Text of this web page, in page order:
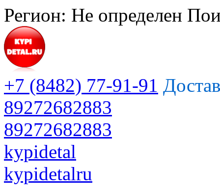
Регион: Не определен
+7 (8482) 77-91-91
89272682883
89272682883
kypidetal
kypidetalru